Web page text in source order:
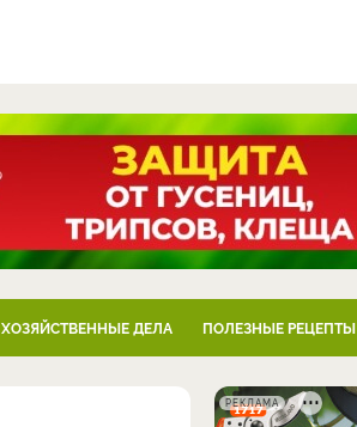
ХОЗЯЙСТВЕННЫЕ ДЕЛА ПОЛЕЗНЫЕ РЕЦЕПТЫ
РЕКЛАМА